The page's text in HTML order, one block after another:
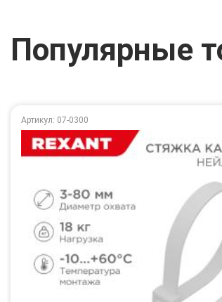
Популярные
Артикул: 07-0300